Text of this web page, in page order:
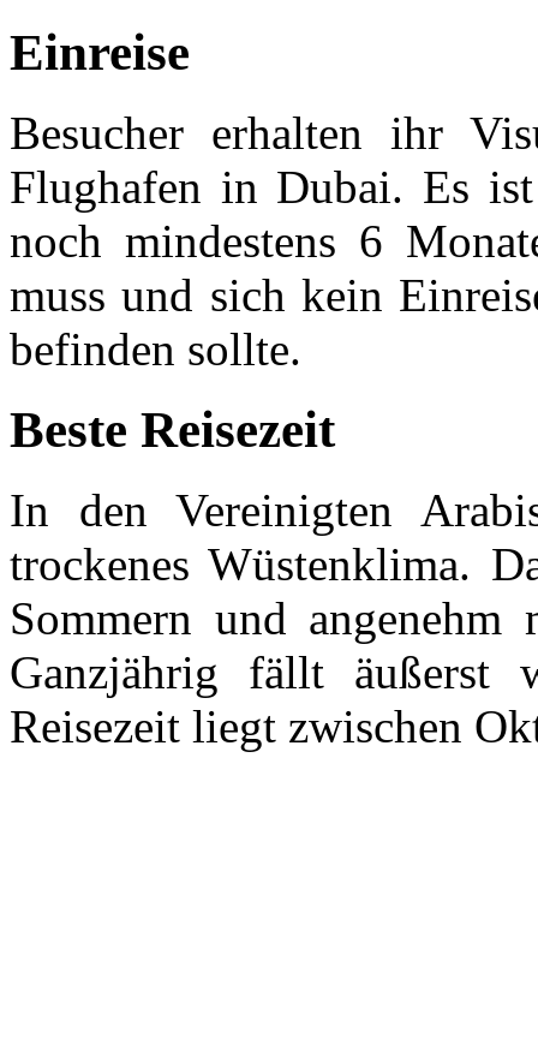
Einreise
Besucher erhalten ihr
Flughafen in Dubai. Es ist
noch mindestens 6
muss und sich kein
befinden sollte.
Beste Reisezeit
In den Vereinigten
trockenes Wüstenklima.
Sommern und
Ganzjährig fällt äußerst
Reisezeit liegt zwischen